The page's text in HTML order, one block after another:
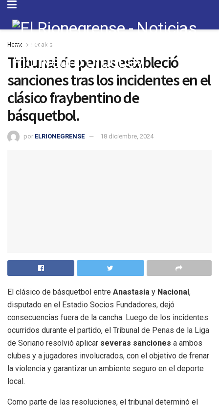
Home Locales
Tribunal de penas estableció
sanciones tras los incidentes en el
clásico fraybentino de
básquetbol.
por ELRIONEGRENSE 18 diciembre, 2024
El clásico de básquetbol entre Anastasia y Nacional,
disputado en el Estadio Socios Fundadores, dejó
consecuencias fuera de la cancha. Luego de los incidentes
ocurridos durante el partido, el Tribunal de Penas de la Liga
de Soriano resolvió aplicar severas sanciones a ambos
clubes y a jugadores involucrados, con el objetivo de frenar
la violencia y garantizar un ambiente seguro en el deporte
local.
Como parte de las resoluciones, el tribunal determinó el